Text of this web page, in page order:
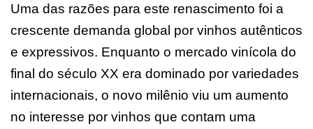
Uma das razões para este renascimento foi a
crescente demanda global por vinhos autênticos
e expressivos. Enquanto o mercado vinícola do
final do século XX era dominado por variedades
internacionais, o novo milênio viu um aumento
no interesse por vinhos que contam uma